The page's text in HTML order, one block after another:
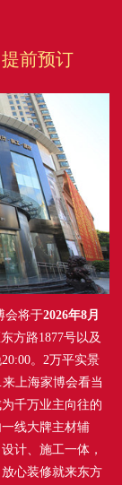
前预订
会将于2026年8月
方路1877号以及
。2万平实景
上海家博会看当
千万业主向往的
线大牌主材辅
计、施工一体，
心装修就来东方